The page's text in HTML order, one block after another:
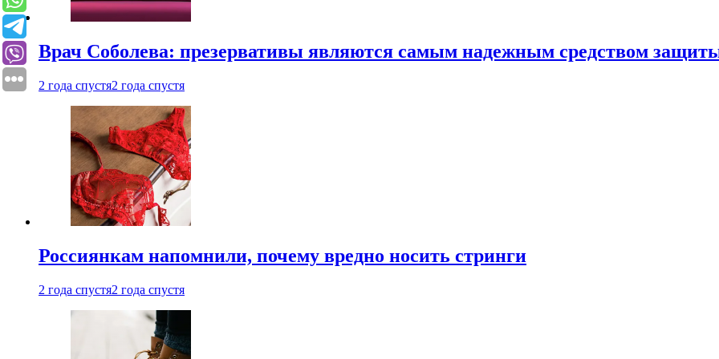
Врач Соболева: презервативы являются самым надежным средством
2 года спустя2 года спустя
Россиянкам напомнили, почему вредно носить стринги
2 года спустя2 года спустя